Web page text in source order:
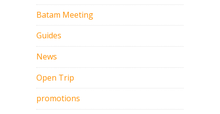
Batam Meeting
Guides
News
Open Trip
promotions